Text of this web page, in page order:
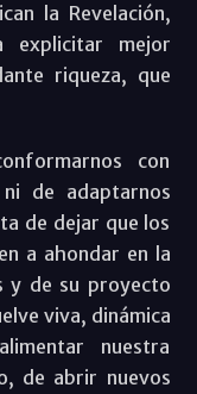
la Revelación,
explicitar mejor
riqueza, que
con
de adaptarnos
de dejar que los
a ahondar en la
y de su proyecto
viva, dinámica
nuestra
de abrir nuevos